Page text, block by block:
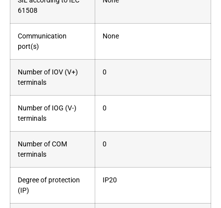
61508
Communication
port(s)
None
Number of IOV (V+)
terminals
0
Number of IOG (V-)
terminals
0
Number of COM
terminals
0
Degree of protection
(IP)
IP20